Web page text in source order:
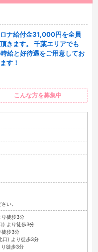
ナ給付金31,000円を全員
きます。 千葉エリアでも
給と好待遇をご用意してお
す！
こんな方を募集中
い。
り徒歩3分
) より徒歩3分
徒歩3分
口) より徒歩3分
徒歩3分